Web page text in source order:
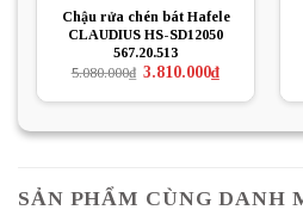
Chậu rửa chén bát Hafele
CLAUDIUS HS-SD12050
567.20.513
5.080.000₫ Giá
là:
3.810.000₫Giá
hiện
tại
3.810.000₫.
SẢN PHẨM CÙNG DANH